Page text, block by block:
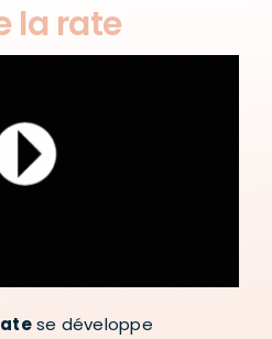
la rate
se développe